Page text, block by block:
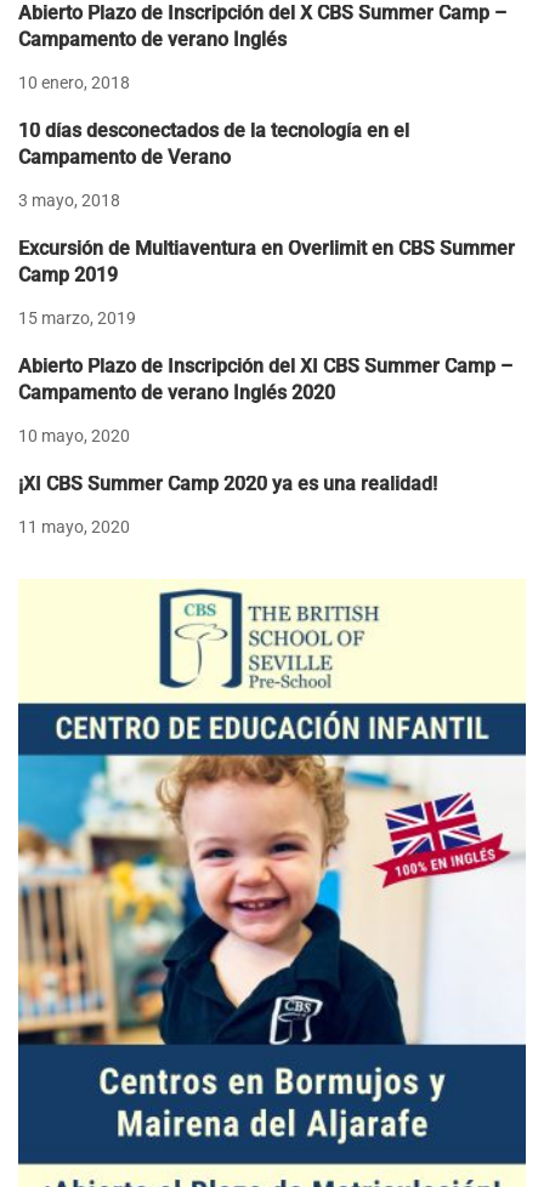
Abierto Plazo de Inscripción del X CBS Summer Camp –
Campamento de verano Inglés
10 enero, 2018
10 días desconectados de la tecnología en el
Campamento de Verano
3 mayo, 2018
Excursión de Multiaventura en Overlimit en CBS Summer
Camp 2019
15 marzo, 2019
Abierto Plazo de Inscripción del XI CBS Summer Camp –
Campamento de verano Inglés 2020
10 mayo, 2020
¡XI CBS Summer Camp 2020 ya es una realidad!
11 mayo, 2020